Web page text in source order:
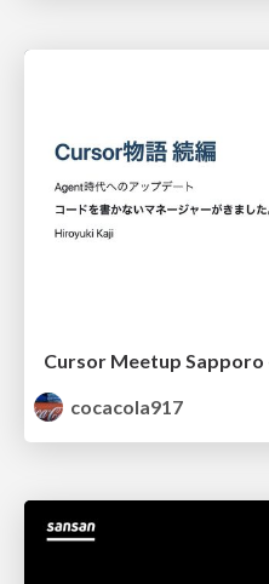
Cursor Meetup Sapporo
cocacola917